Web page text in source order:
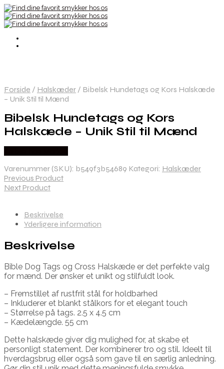
Forside / Halskæder / Bibelsk Hundetags og Kors Halskæde
– Unik Stil til Mænd
Bibelsk Hundetags og Kors
Halskæde – Unik Stil til Mænd
Varenummer (SKU): b549f3b54689 Kategori: Halskæder
Previous Product
Next Product
Beskrivelse
Yderligere information
Beskrivelse
Bible Dog Tags og Cross Halskæde er det perfekte valg
for mænd. Der ønsker et unikt og stilfuldt look.
– Fremstillet af rustfrit stål for holdbarhed
– Inkluderer et blankt stålkors for et elegant touch
– Størrelse på tags. 2.5 x 4.5 cm
– Kædelængde. 55 cm
Dette halskæde giver dig mulighed for, at skabe et
personligt statement. Der kombinerer tro og stil. Ideelt til
hverdagsbrug eller også som gave til en særlig anledning.